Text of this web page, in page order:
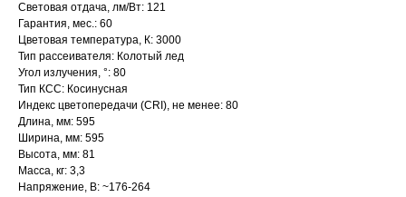
Световая отдача, лм/Вт: 121
Гарантия, мес.: 60
Цветовая температура, К: 3000
Тип рассеивателя: Колотый лед
Угол излучения, °: 80
Тип КСС: Косинусная
Индекс цветопередачи (CRI), не менее: 80
Длина, мм: 595
Ширина, мм: 595
Высота, мм: 81
Масса, кг: 3,3
Напряжение, В: ~176-264